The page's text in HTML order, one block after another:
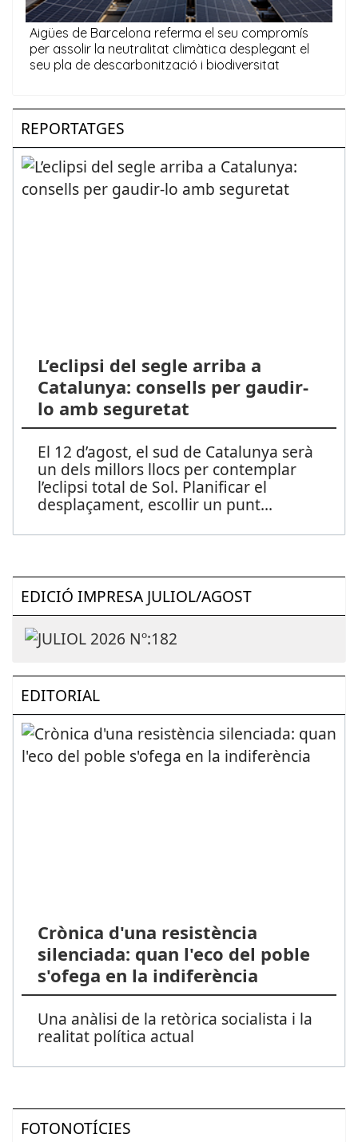
REPORTATGES
L’eclipsi del segle arriba a
Catalunya: consells per gaudir-
lo amb seguretat
El 12 d’agost, el sud de Catalunya serà
un dels millors llocs per contemplar
l’eclipsi total de Sol. Planificar el
desplaçament, escollir un punt...
EDICIÓ IMPRESA JULIOL/AGOST
EDITORIAL
Crònica d'una resistència
silenciada: quan l'eco del poble
s'ofega en la indiferència
Una anàlisi de la retòrica socialista i la
realitat política actual
FOTONOTÍCIES